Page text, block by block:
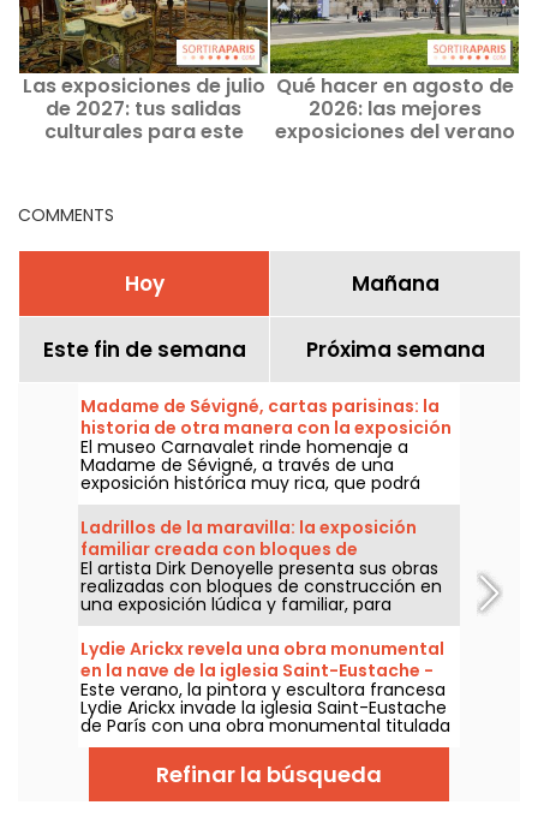
Las exposiciones de julio
de 2027: tus salidas
culturales para este
Qué hacer en agosto de
2026: las mejores
exposiciones del verano
COMMENTS
Hoy Mañana
Este fin de semana Próxima semana
Madame de Sévigné, cartas parisinas: la
historia de otra manera con la exposición
del museo Carnavalet
El museo Carnavalet rinde homenaje a
Madame de Sévigné, a través de una
exposición histórica muy rica, que podrá
visitarse del 15 de abril al 23 de agosto de
2026.
Ladrillos de la maravilla: la exposición
familiar creada con bloques de
construcción, ampliada en París
El artista Dirk Denoyelle presenta sus obras
realizadas con bloques de construcción en
una exposición lúdica y familiar, para
recorrer del 23 de mayo al 6 de septiembre
de 2026 en el Espacio Champerret de París.
Lydie Arickx revela una obra monumental
en la nave de la iglesia Saint-Eustache -
nuestras fotos
Este verano, la pintora y escultora francesa
Lydie Arickx invade la iglesia Saint-Eustache
de París con una obra monumental titulada
"Le Souffle". La muestra se podrá visitar del
10 de julio al 29 de septiembre de 2026 para
admirar esta instalación suspendida a 7
metros sobre la nave central de la iglesia.
Refinar la búsqueda